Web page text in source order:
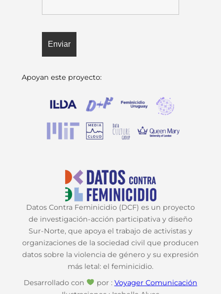
Apoyan este proyecto:
Datos Contra Feminicidio (DCF) es un proyecto
de investigación-acción participativa y diseño
Sur-Norte, que apoya el trabajo de activistas y
organizaciones de la sociedad civil que producen
datos sobre la violencia de género y su expresión
más letal: el feminicidio.
Desarrollado con
por : Voyager Comunicación